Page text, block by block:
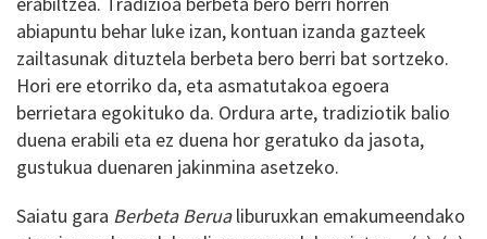
abiapuntu behar luke izan, kontuan izanda gazteek
zailtasunak dituztela berbeta bero berri bat sortzeko.
Hori ere etorriko da, eta asmatutakoa egoera
berrietara egokituko da. Ordura arte, tradiziotik balio
duena erabili eta ez duena hor geratuko da jasota,
gustukua duenaren jakinmina asetzeko.
Saiatu gara Berbeta Berualiburuxkan emakumeendako